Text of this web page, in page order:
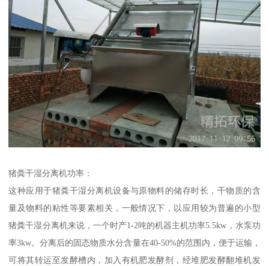
猪粪干湿分离机功率：
这种应用于猪粪干湿分离机设备与原物料的储存时长，干物质的含
量及物料的粘性等要素相关，一般情况下，以应用较为普遍的小型
猪粪干湿分离机来说，一个时产1-2吨的机器主机功率5.5kw，水泵功
率3kw。分离后的固态物质水分含量在40-50%的范围内，便于运输，
可将其转运至发酵槽内，加入有机肥发酵剂，经堆肥发酵翻堆机发